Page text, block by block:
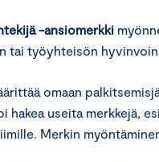
-ansiomerkki
tai työyhteisön
omaan
hakea useita merkkejä,
Merkin